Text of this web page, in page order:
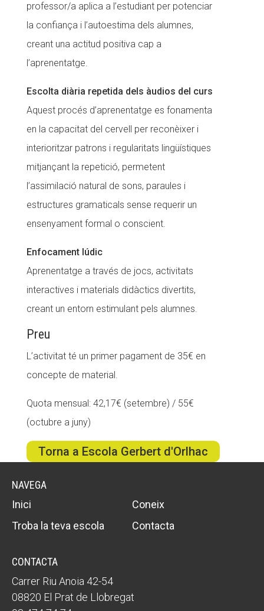
professor/a aplica a l’estudiant per potenciar
la confiança i l’autoestima dels alumnes,
creant una actitud positiva cap a
l’aprenentatge.
Escolta diària repetida dels àudios del curs
Aquest procés d’aprenentatge es fonamenta
en la capacitat del cervell per reconèixer i
interioritzar patrons i regularitats lingüístiques
mitjançant la repetició, permetent
l’assimilació natural de sons, paraules i
estructures gramaticals sense requerir un
ensenyament formal o conscient.
Enfocament lúdic
Aprenentatge a través de jocs, activitats
interactives i materials didàctics divertits,
creant un entorn estimulant pels alumnes.
Preu
L’activitat té un primer pagament de 35€ en
concepte de material.
Quota mensual: 42,17€ (setembre) / 55€
(octubre a juny)
Torna a Escola Gerbert d'Orlhac
NAVEGA
Inici
Coneix
Troba la teva escola
Contacta
CONTACTA
Carrer Riu Anoia 42-54
08820 El Prat de Llobregat